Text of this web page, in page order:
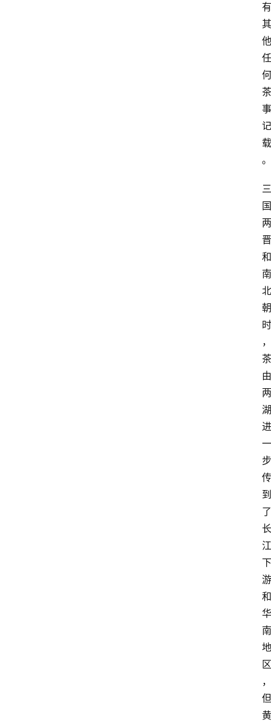
有
其
他
任
何
茶
事
记
载
。
三
国
两
晋
和
南
北
朝
时
，
茶
由
两
湖
进
一
步
传
到
了
长
江
下
游
和
华
南
地
区
，
但
黄